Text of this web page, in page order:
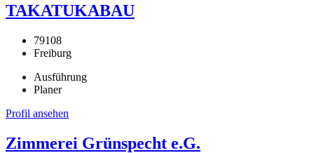
TAKATUKABAU
79108
Freiburg
Ausführung
Planer
Profil ansehen
Zimmerei Grünspecht e.G.